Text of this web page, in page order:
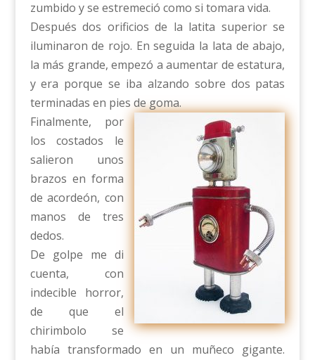
zumbido y se estremeció como si tomara vida.
Después dos orificios de la latita superior se
iluminaron de rojo. En seguida la lata de abajo,
la más grande, empezó a aumentar de estatura,
y era porque se iba alzando sobre dos patas
terminadas en pies de goma.
Finalmente, por
los costados le
salieron unos
brazos en forma
de acordeón, con
manos de tres
dedos.
De golpe me di
cuenta, con
indecible horror,
de que el
chirimbolo se
había transformado en un muñeco gigante.